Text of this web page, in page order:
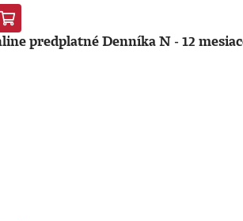
predplatné Denníka N - 12